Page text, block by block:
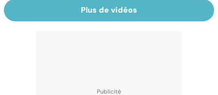
Plus de vidéos